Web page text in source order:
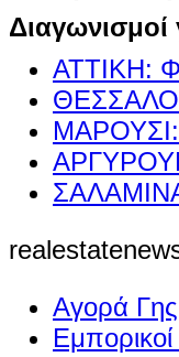
Διαγωνισμοί
ΑΤΤΙΚΗ:
ΜΑΡΟΥΣΙ:
Αγορά Γης